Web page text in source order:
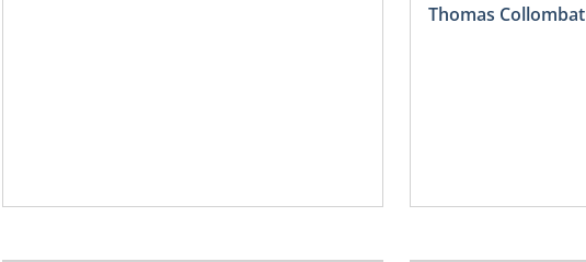
Thomas Collombat